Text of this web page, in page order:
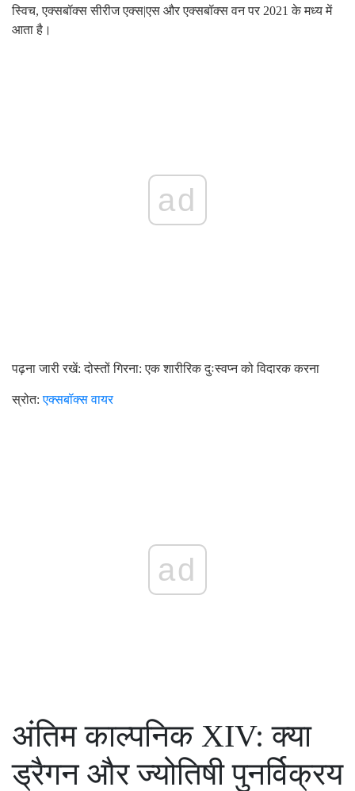
स्विच, एक्सबॉक्स सीरीज एक्स|एस और एक्सबॉक्स वन पर 2021 के मध्य में
आता है।
ad
पढ़ना जारी रखें: दोस्तों गिरना: एक शारीरिक दुःस्वप्न को विदारक करना
स्रोत:एक्सबॉक्स वायर
ad
अंतिम काल्पनिक XIV: क्या
ड्रैगन और ज्योतिषी पुनर्विक्रय